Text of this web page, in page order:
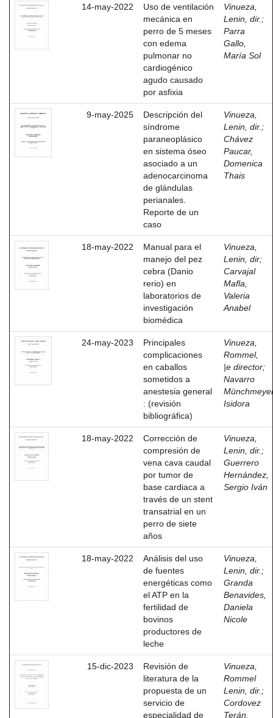
14-may-2022
Uso de ventilación
mecánica en
perro de 5 meses
con edema
pulmonar no
cardiogénico
agudo causado
por asfixia
Vinueza,
Lenin, dir. ;
Parra
Gallo,
María Sol
9-may-2025
Descripción del
síndrome
paraneoplásico
en sistema óseo
asociado a un
adenocarcinoma
de glándulas
perianales.
Reporte de un
caso
Vinueza,
Lenin, dir. ;
Chávez
Paucar,
Domenica
Thais
18-may-2022
Manual para el
manejo del pez
cebra (Danio
rerio) en
laboratorios de
investigación
biomédica
Vinueza,
Lenin, dir;
Carvajal
Mafla,
Valeria
Anabel
24-may-2023
Principales
complicaciones
en caballos
sometidos a
anestesia general
: (revisión
bibliográfica)
Vinueza,
Rommel,
|e director;
Navarro
Isidora
18-may-2022
Corrección de
compresión de
vena cava caudal
por tumor de
base cardiaca a
través de un stent
transatrial en un
perro de siete
años
Vinueza,
Lenin, dir. ;
Guerrero
Hernández,
Sergio Iván
18-may-2022
Análisis del uso
de fuentes
energéticas como
el ATP en la
fertilidad de
bovinos
productores de
leche
Vinueza,
Lenin, dir. ;
Granda
Benavides,
Daniela
Nicole
15-dic-2023
Revisión de
literatura de la
propuesta de un
servicio de
especialidad de
Vinueza,
Rommel
Lenin, dir. ;
Cordovez
Terán,